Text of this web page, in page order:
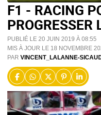
F1 - RACING
PROGRESSER
PUBLIÉ LE 20 JUIN 2019 À 08:55
MIS À JOUR LE 18 NOVEMBRE
PAR VINCENT_LALANNE-